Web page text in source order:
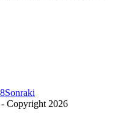
Sonraki
- Copyright 2026